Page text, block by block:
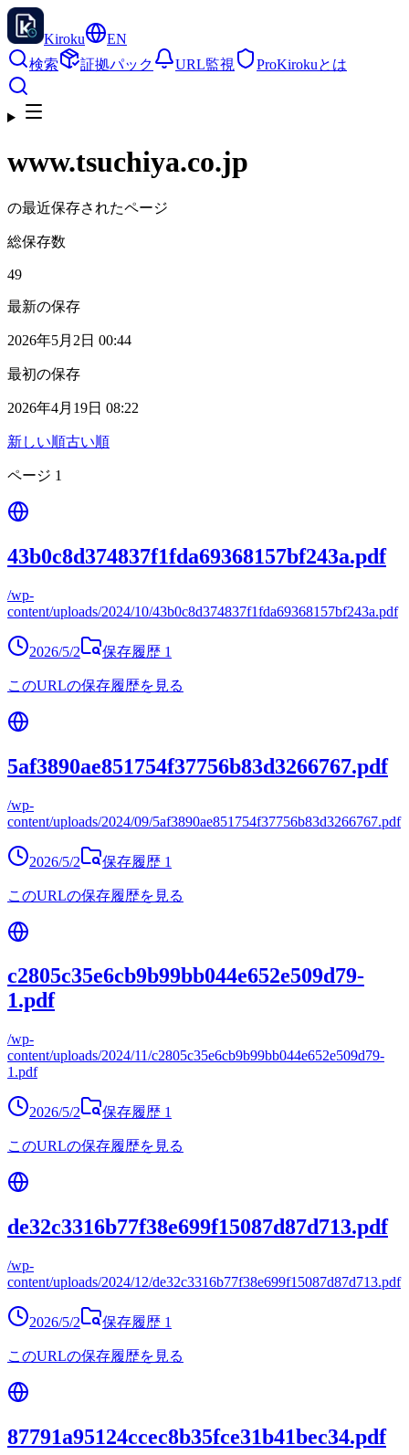
Kiroku
EN
検索
証拠パック URL監視 ProKirokuとは
www.tsuchiya.co.jp
の最近保存されたページ
総保存数
49
最新の保存
2026年5月2日 00:44
最初の保存
2026年4月19日 08:22
新しい順古い順
ページ 1
43b0c8d374837f1fda69368157bf243a.pdf
/wp-
content/uploads/2024/10/43b0c8d374837f1fda69368157bf243a.pdf
2026/5/2 保存履歴 1
このURLの保存履歴を見る
5af3890ae851754f37756b83d3266767.pdf
/wp-
content/uploads/2024/09/5af3890ae851754f37756b83d3266767.pdf
2026/5/2 保存履歴 1
このURLの保存履歴を見る
c2805c35e6cb9b99bb044e652e509d79-
1.pdf
/wp-
content/uploads/2024/11/c2805c35e6cb9b99bb044e652e509d79-
1.pdf
2026/5/2 保存履歴 1
このURLの保存履歴を見る
de32c3316b77f38e699f15087d87d713.pdf
/wp-
content/uploads/2024/12/de32c3316b77f38e699f15087d87d713.pdf
2026/5/2 保存履歴 1
このURLの保存履歴を見る
87791a95124ccec8b35fce31b41bec34.pdf